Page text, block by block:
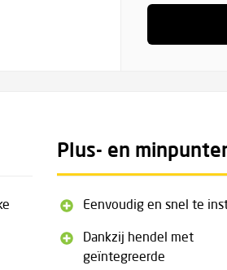
Plus- en
Eenvoudig en snel te
Dankzij hendel met
geïntegreerde